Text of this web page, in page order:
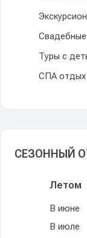
Туры с
СПА отдых
СЕЗОННЫЙ
Летом
В июне
В июле